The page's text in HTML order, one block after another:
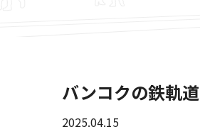
バンコクの鉄軌
2025.04.15